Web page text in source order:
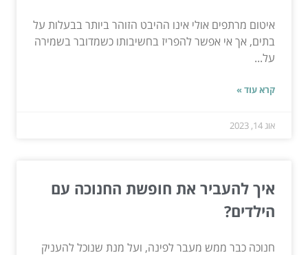
איטום מרתפים אולי אינו ההיבט הזוהר ביותר בבעלות על
בתים, אך אי אפשר להפריז בחשיבותו כשמדובר בשמירה
על...
קרא עוד »
אוג 14, 2023
איך להעביר את חופשת החנוכה עם
הילדים?
חנוכה כבר ממש מעבר לפינה, ועל מנת שנוכל להעניק